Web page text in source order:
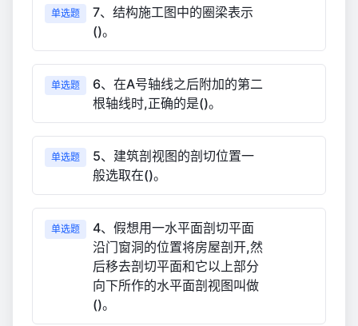
单选题
7、结构施工图中的圈梁表示
()。
单选题
6、在A号轴线之后附加的第二
根轴线时,正确的是()。
单选题
5、建筑剖视图的剖切位置一
般选取在()。
单选题
4、假想用一水平面剖切平面
沿门窗洞的位置将房屋剖开,然
后移去剖切平面和它以上部分
向下所作的水平面剖视图叫做
()。